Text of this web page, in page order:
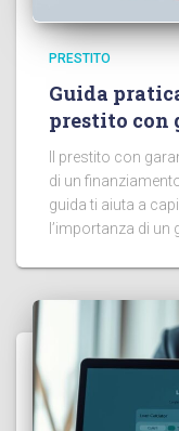
PRESTITO
Guida
prestito con
Il prestito con
di un
guida ti aiuta a
l’importanza di un